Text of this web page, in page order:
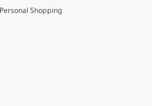
Personal Shopping